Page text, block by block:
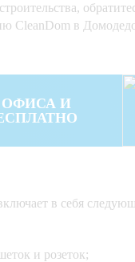
CleanDom в
И
в себя
и розеток;